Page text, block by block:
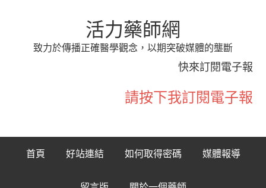
活力藥師網
致力於傳播正確醫學觀念，以期突破媒體的壟斷
快來訂閱電子報
請按下我訂閱電子報
首頁 好站連結 如何取得密碼 媒體報導